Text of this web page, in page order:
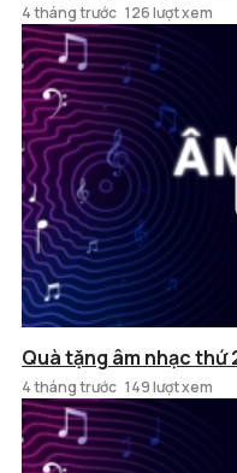
4 tháng trước 126 lượt xem
Quà tặng âm nhạc thứ
4 tháng trước 149 lượt xem